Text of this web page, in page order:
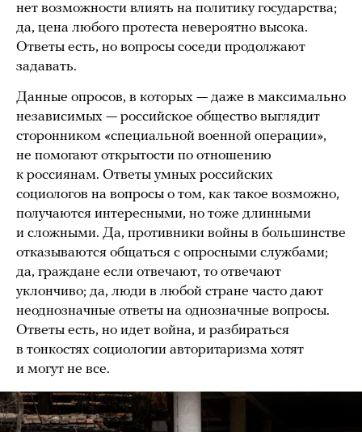
нет возможности влиять на политику государства;
да, цена любого протеста невероятно высока.
Ответы есть, но вопросы соседи продолжают
задавать.
Данные опросов, в которых — даже в максимально
независимых — российское общество выглядит
сторонником «специальной военной операции»,
не помогают открытости по отношению
к россиянам. Ответы умных российских
социологов на вопросы о том, как такое возможно,
получаются интересными, но тоже длинными
и сложными. Да, противники войны в большинстве
отказываются общаться с опросными службами;
да, граждане если отвечают, то отвечают
уклончиво; да, люди в любой стране часто дают
неоднозначные ответы на однозначные вопросы.
Ответы есть, но идет война, и разбираться
в тонкостях социологии авторитаризма хотят
и могут не все.